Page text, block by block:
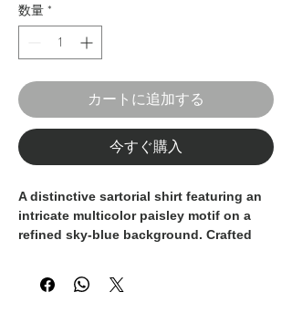
数量 *
カートに追加する
今すぐ購入
A distinctive sartorial shirt featuring an
intricate multicolor paisley motif on a
refined sky-blue background. Crafted
craftsmanship with bold sophistication,
making it an ideal choice for the